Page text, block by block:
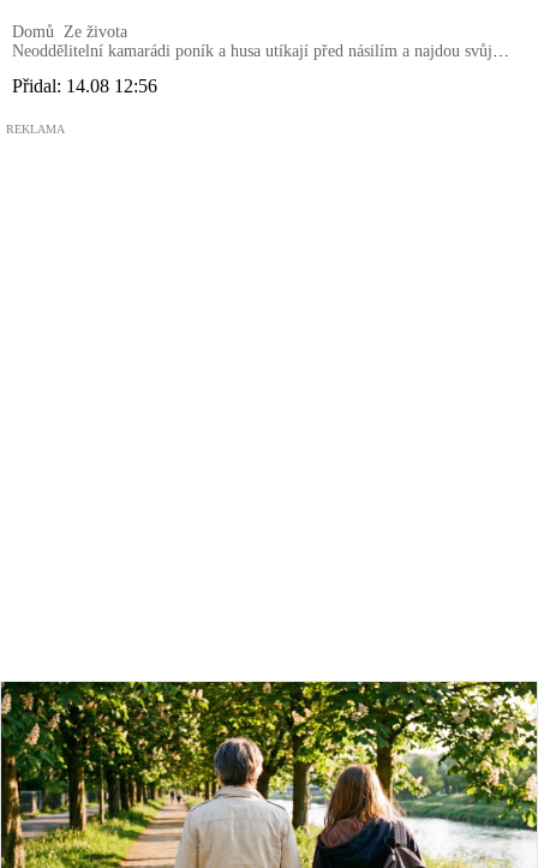
Domů
Ze života
Neoddělitelní kamarádi poník a husa utíkají před násilím a najdou svůj
Přidal: 14.08 12:56
REKLAMA